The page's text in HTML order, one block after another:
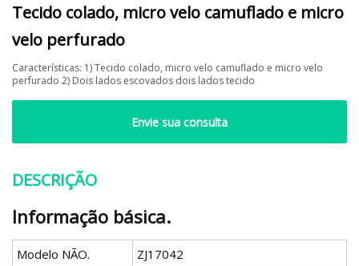
Tecido colado, micro velo camuflado e micro
velo perfurado
Características: 1) Tecido colado, micro velo camuflado e micro velo
perfurado 2) Dois lados escovados dois lados tecido
Envie sua consulta
DESCRIÇÃO
Informação básica.
Modelo NÃO. ZJ17042